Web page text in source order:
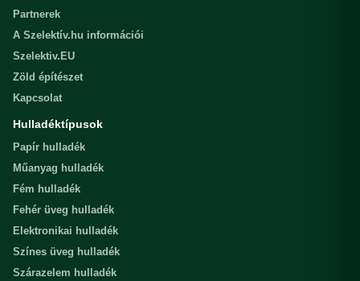
Partnerek
A Szelektív.hu információi
Szelektiv.EU
Zöld építészet
Kapcsolat
Hulladéktípusok
Papír hulladék
Műanyag hulladék
Fém hulladék
Fehér üveg hulladék
Elektronikai hulladék
Színes üveg hulladék
Szárazelem hulladék